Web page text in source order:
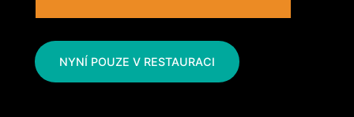
NYNÍ POUZE V RESTAURACI